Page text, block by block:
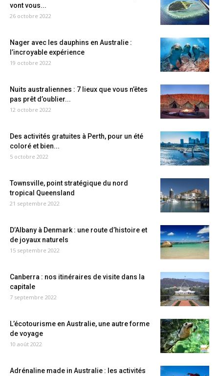
vont vous...
26 octobre 2022
Nager avec les dauphins en Australie :
l’incroyable expérience
19 octobre 2022
Nuits australiennes : 7 lieux que vous n’êtes
pas prêt d’oublier...
12 octobre 2022
Des activités gratuites à Perth, pour un été
coloré et bien...
5 octobre 2022
Townsville, point stratégique du nord
tropical Queensland
21 septembre 2022
D’Albany à Denmark : une route d’histoire et
de joyaux naturels
15 septembre 2022
Canberra : nos itinéraires de visite dans la
capitale
7 septembre 2022
L’écotourisme en Australie, une autre forme
de voyage
10 août 2022
Adrénaline made in Australie : les activités